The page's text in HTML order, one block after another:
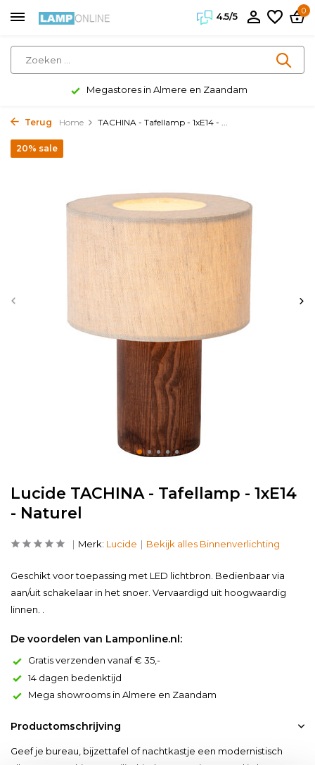
4.5/5
0
Megastores in Almere en Zaandam
Terug Home TACHINA - Tafellamp - 1xE14 - ...
Lucide TACHINA - Tafellamp - 1xE14
- Naturel
20% sale
Merk: Lucide Bekijk alles Binnenverlichting
Geschikt voor toepassing met LED lichtbron. Bedienbaar via
aan/uit schakelaar in het snoer. Vervaardigd uit hoogwaardig
linnen. .
De voordelen van Lamponline.nl:
Gratis verzenden vanaf € 35,-
14 dagen bedenktijd
Mega showrooms in Almere en Zaandam
Productomschrijving
Geef je bureau, bijzettafel of nachtkastje een modernistisch